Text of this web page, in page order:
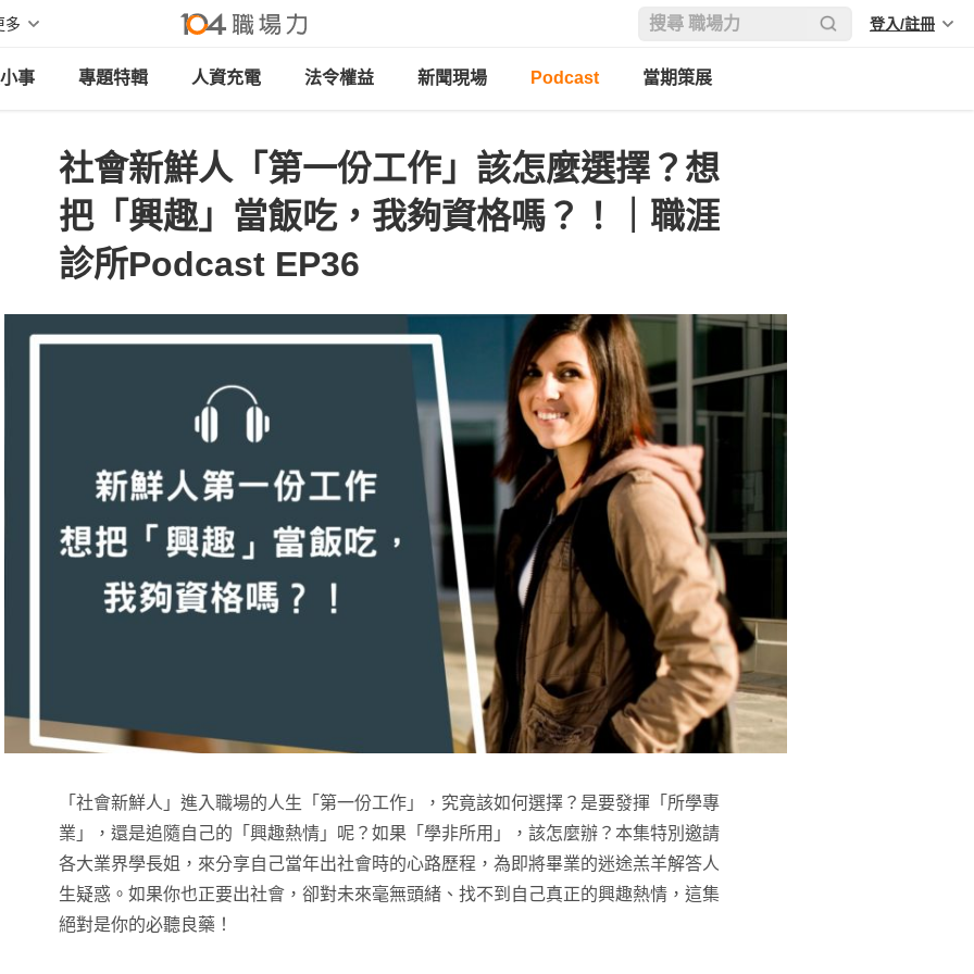
多 登入/註冊
事 專題特輯 人資充電 法令權益 新聞現場 Podcast 當期策展
社會新鮮人「第一份工作」該怎麼選擇？想
把「興趣」當飯吃，我夠資格嗎？！｜職涯
診所Podcast EP36
「社會新鮮人」進入職場的人生「第一份工作」，究竟該如何選擇？是要發揮「所學專
業」，還是追隨自己的「興趣熱情」呢？如果「學非所用」，該怎麼辦？本集特別邀請
各大業界學長姐，來分享自己當年出社會時的心路歷程，為即將畢業的迷途羔羊解答人
生疑惑。如果你也正要出社會，卻對未來毫無頭緒、找不到自己真正的興趣熱情，這集
絕對是你的必聽良藥！